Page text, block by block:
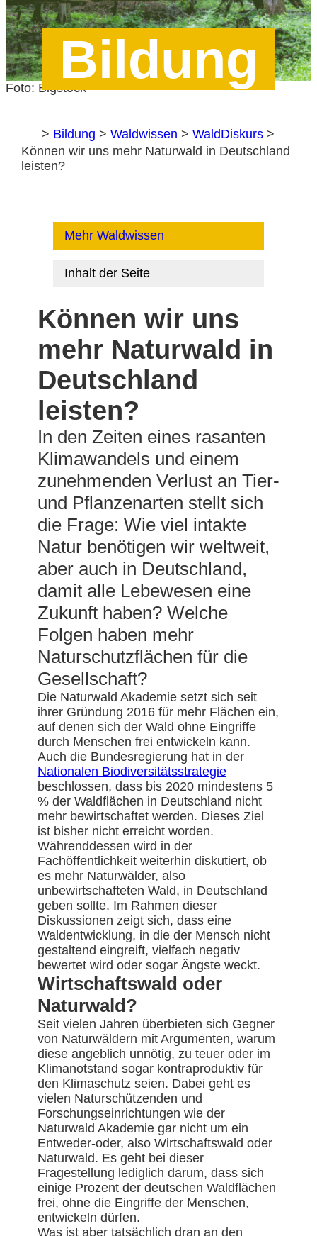
Bildung
Foto: Bigstock
Home
> Bildung >Waldwissen >WaldDiskurs >
Können wir uns mehr Naturwald in Deutschland
leisten?
Mehr Waldwissen
Inhalt der Seite
Können wir uns
mehr Naturwald in
Deutschland
leisten?
In den Zeiten eines rasanten
Klimawandels und einem
zunehmenden Verlust an Tier-
und Pflanzenarten stellt sich
die Frage: Wie viel intakte
Natur benötigen wir weltweit,
aber auch in Deutschland,
damit alle Lebewesen eine
Zukunft haben? Welche
Folgen haben mehr
Naturschutzflächen für die
Gesellschaft?
Die Naturwald Akademie setzt sich seit
ihrer Gründung 2016 für mehr Flächen ein,
auf denen sich der Wald ohne Eingriffe
durch Menschen frei entwickeln kann.
Auch die Bundesregierung hat in der
Nationalen Biodiversitätsstrategie
beschlossen, dass bis 2020 mindestens 5
% der Waldflächen in Deutschland nicht
mehr bewirtschaftet werden. Dieses Ziel
ist bisher nicht erreicht worden.
Währenddessen wird in der
Fachöffentlichkeit weiterhin diskutiert, ob
es mehr Naturwälder, also
unbewirtschafteten Wald, in Deutschland
geben sollte. Im Rahmen dieser
Diskussionen zeigt sich, dass eine
Waldentwicklung, in die der Mensch nicht
gestaltend eingreift, vielfach negativ
bewertet wird oder sogar Ängste weckt.
Wirtschaftswald oder
Naturwald?
Seit vielen Jahren überbieten sich Gegner
von Naturwäldern mit Argumenten, warum
diese angeblich unnötig, zu teuer oder im
Klimanotstand sogar kontraproduktiv für
den Klimaschutz seien. Dabei geht es
vielen Naturschützenden und
Forschungseinrichtungen wie der
Naturwald Akademie gar nicht um ein
Entweder-oder, also Wirtschaftswald oder
Naturwald. Es geht bei dieser
Fragestellung lediglich darum, dass sich
einige Prozent der deutschen Waldflächen
frei, ohne die Eingriffe der Menschen,
entwickeln dürfen.
Was ist aber tatsächlich dran an den